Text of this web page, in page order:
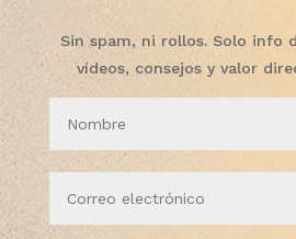
Sin spam, ni rollos. Solo info
vídeos, consejos y valor